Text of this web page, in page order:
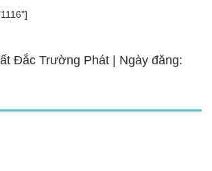
Đắc Trường Phát | Ngày đăng: